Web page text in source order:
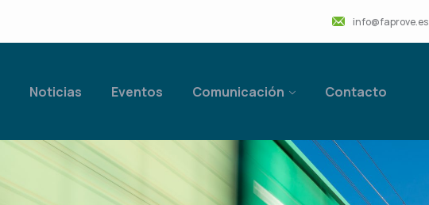
info@faprove.es
Noticias Eventos Comunicación Contacto